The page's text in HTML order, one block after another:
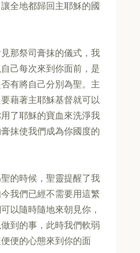
全地都歸回主耶穌的國
那祭司膏抹的儀式，我
己每次來到你面前，是
有將自己分別為聖。主
藉著主耶穌基督就可以
了耶穌的寶血來洗淨我
抹使我們成為你國度的
的時候，聖靈提醒了我
我們已經不需要用這繁
以隨時隨地來朝見你，
到的事，此時我們軟弱
便的心態來到你的面